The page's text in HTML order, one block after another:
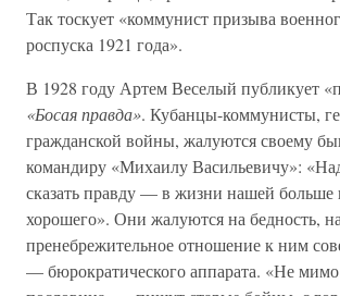
Так тоскует «коммунист призыва
роспуска 1921 года».
В 1928 году Артем Веселый публикует
«Босая правда». Кубанцы-коммунисты,
гражданской войны, жалуются своему
командиру «Михаилу Васильевичу»:
сказать правду — в жизни нашей больше
хорошего». Они жалуются на бедность, на
пренебрежительное отношение к ним
— бюрократического аппарата. «Не